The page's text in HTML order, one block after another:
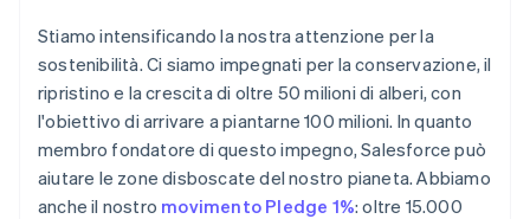
Stiamo intensificando la nostra attenzione per la
sostenibilità. Ci siamo impegnati per la conservazione, il
ripristino e la crescita di oltre 50 milioni di alberi, con
l'obiettivo di arrivare a piantarne 100 milioni. In quanto
membro fondatore di questo impegno, Salesforce può
aiutare le zone disboscate del nostro pianeta. Abbiamo
anche il nostro movimento Pledge 1%: oltre 15.000